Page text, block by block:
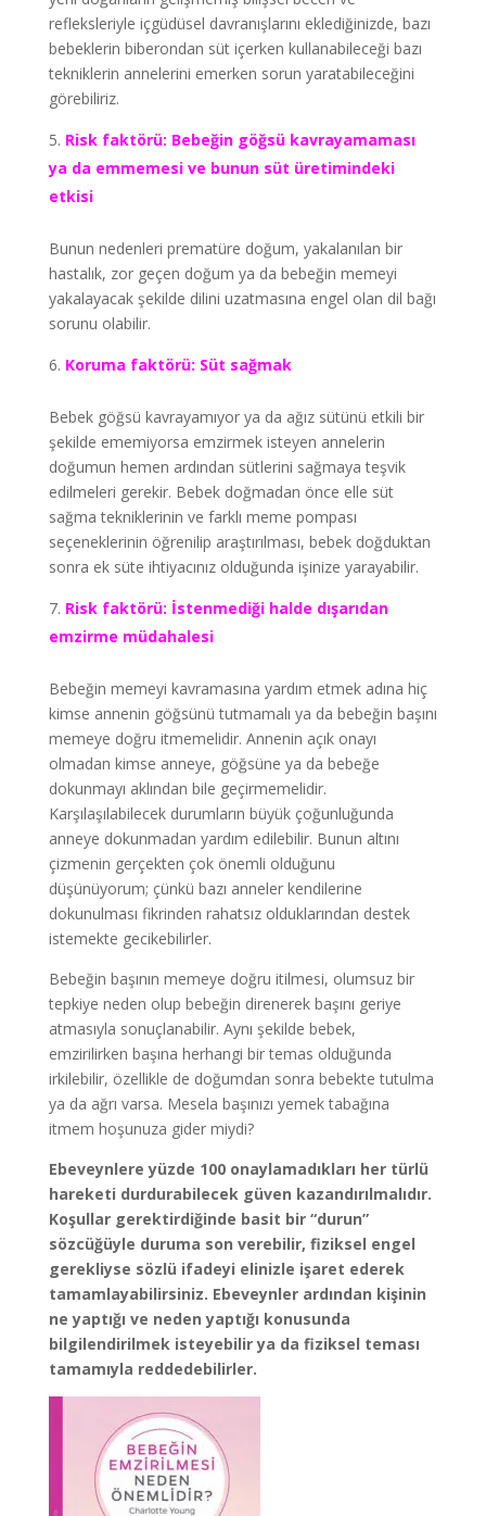
refleksleriyle içgüdüsel davranışlarını eklediğinizde, bazı
bebeklerin biberondan süt içerken kullanabileceği bazı
tekniklerin annelerini emerken sorun yaratabileceğini
görebiliriz.
Risk faktörü: Bebeğin göğsü kavrayamaması
ya da emmemesi ve bunun süt üretimindeki
etkisi
Bunun nedenleri prematüre doğum, yakalanılan bir
hastalık, zor geçen doğum ya da bebeğin memeyi
yakalayacak şekilde dilini uzatmasına engel olan dil bağı
sorunu olabilir.
Koruma faktörü: Süt sağmak
Bebek göğsü kavrayamıyor ya da ağız sütünü etkili bir
şekilde ememiyorsa emzirmek isteyen annelerin
doğumun hemen ardından sütlerini sağmaya teşvik
edilmeleri gerekir. Bebek doğmadan önce elle süt
sağma tekniklerinin ve farklı meme pompası
seçeneklerinin öğrenilip araştırılması, bebek doğduktan
sonra ek süte ihtiyacınız olduğunda işinize yarayabilir.
Risk faktörü: İstenmediği halde dışarıdan
emzirme müdahalesi
Bebeğin memeyi kavramasına yardım etmek adına hiç
kimse annenin göğsünü tutmamalı ya da bebeğin başını
memeye doğru itmemelidir. Annenin açık onayı
olmadan kimse anneye, göğsüne ya da bebeğe
dokunmayı aklından bile geçirmemelidir.
Karşılaşılabilecek durumların büyük çoğunluğunda
anneye dokunmadan yardım edilebilir. Bunun altını
çizmenin gerçekten çok önemli olduğunu
düşünüyorum; çünkü bazı anneler kendilerine
dokunulması fikrinden rahatsız olduklarından destek
istemekte gecikebilirler.
Bebeğin başının memeye doğru itilmesi, olumsuz bir
tepkiye neden olup bebeğin direnerek başını geriye
atmasıyla sonuçlanabilir. Aynı şekilde bebek,
emzirilirken başına herhangi bir temas olduğunda
irkilebilir, özellikle de doğumdan sonra bebekte tutulma
ya da ağrı varsa. Mesela başınızı yemek tabağına
itmem hoşunuza gider miydi?
Ebeveynlere yüzde 100 onaylamadıkları her türlü
hareketi durdurabilecek güven kazandırılmalıdır.
Koşullar gerektirdiğinde basit bir “durun”
sözcüğüyle duruma son verebilir, fiziksel engel
gerekliyse sözlü ifadeyi elinizle işaret ederek
tamamlayabilirsiniz. Ebeveynler ardından kişinin
ne yaptığı ve neden yaptığı konusunda
bilgilendirilmek isteyebilir ya da fiziksel teması
tamamıyla reddedebilirler.